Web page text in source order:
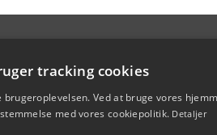
tracking cookies
Ved at bruge vores
med vores cookiepolitik. Detaljer